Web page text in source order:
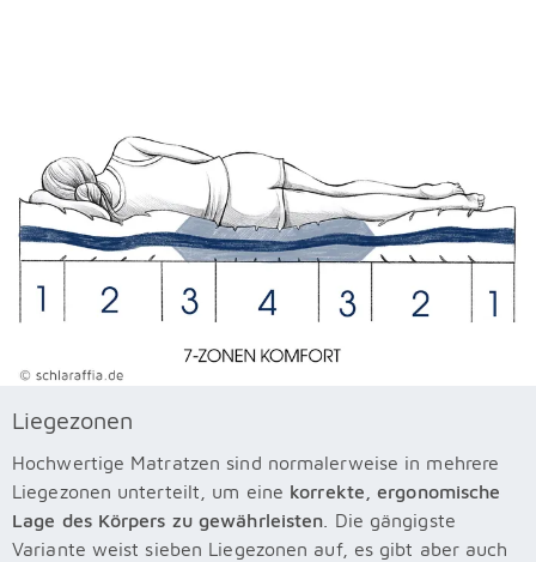
Liegezonen
Hochwertige Matratzen sind normalerweise in mehrere
Liegezonen unterteilt, um eine korrekte, ergonomische
Lage des Körpers zu gewährleisten . Die gängigste
Variante weist sieben Liegezonen auf, es gibt aber auch